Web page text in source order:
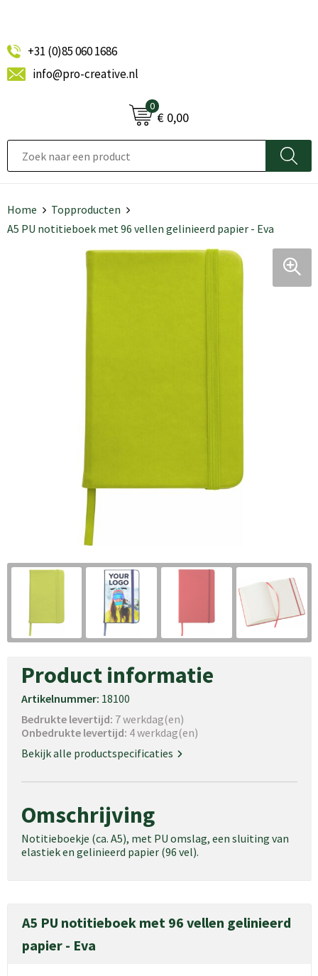
+31 (0)85 060 1686
info@pro-creative.nl
0
€ 0,00
Home
Topproducten
A5 PU notitieboek met 96 vellen gelinieerd papier - Eva
Product informatie
Artikelnummer: 18100
Bedrukte levertijd: 7 werkdag(en)
Onbedrukte levertijd: 4 werkdag(en)
Bekijk alle productspecificaties
Omschrijving
Notitieboekje (ca. A5), met PU omslag, een sluiting van
elastiek en gelinieerd papier (96 vel).
A5 PU notitieboek met 96 vellen gelinieerd
papier - Eva